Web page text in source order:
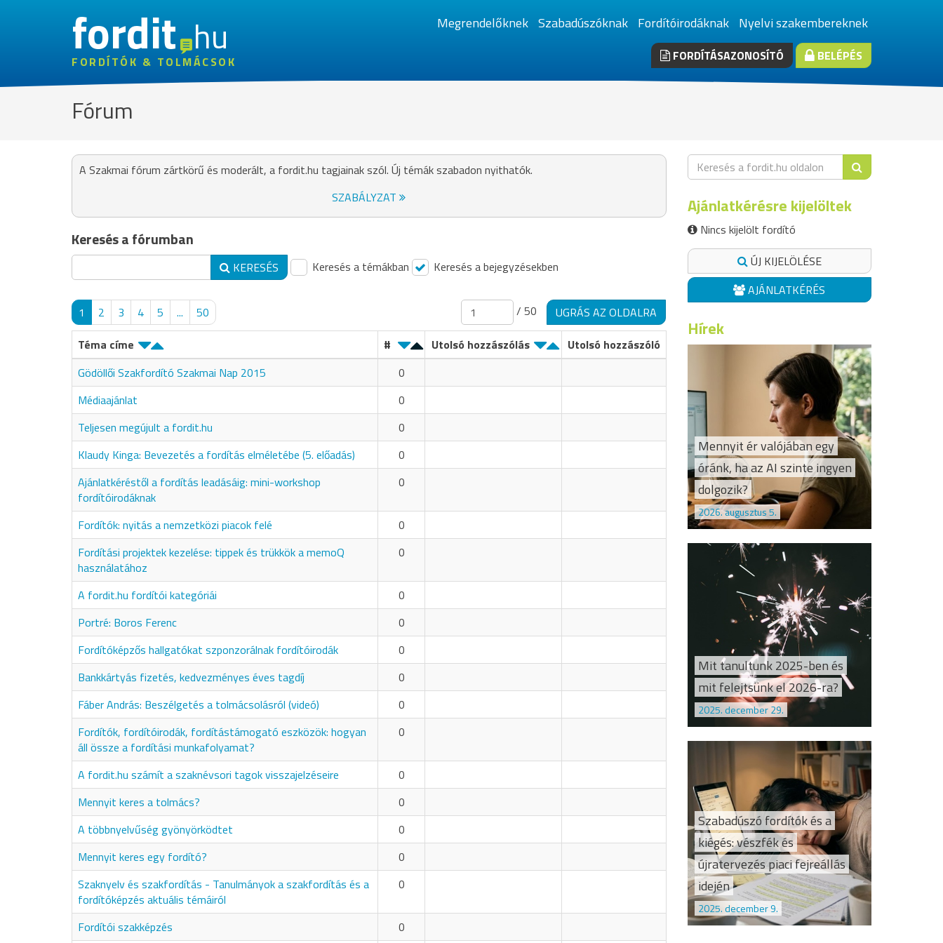
fordithu
FORDÍTÓK & TOLMÁCSOK
Megrendelőknek Szabadúszóknak Fordítóirodáknak Nyelvi szakembereknek
FORDÍTÁSAZONOSÍTÓ BELÉPÉS
Fórum
A Szakmai fórum zártkörű és moderált, a fordit.hu tagjainak szól. Új témák szabadon nyithatók.
SZABÁLYZAT
Keresés a fórumban
KERESÉS Keresés a témákban Keresés a bejegyzésekben
1 2 3 4 5 ... 50 / 50
UGRÁS AZ OLDALRA
Téma címe
# Utolsó hozzászólás
Utolsó hozzászóló
Gödöllői Szakfordító Szakmai Nap 2015
0
Médiaajánlat
0
Teljesen megújult a fordit.hu
0
Klaudy Kinga: Bevezetés a fordítás elméletébe (5. előadás)
0
Ajánlatkéréstől a fordítás leadásáig: mini-workshop
fordítóirodáknak
0
Fordítók: nyitás a nemzetközi piacok felé
0
Fordítási projektek kezelése: tippek és trükkök a memoQ
használatához
0
A fordit.hu fordítói kategóriái
0
Portré: Boros Ferenc
0
Fordítóképzős hallgatókat szponzorálnak fordítóirodák
0
Bankkártyás fizetés, kedvezményes éves tagdíj
0
Fáber András: Beszélgetés a tolmácsolásról (videó)
0
Fordítók, fordítóirodák, fordítástámogató eszközök: hogyan
áll össze a fordítási munkafolyamat?
0
A fordit.hu számít a szaknévsori tagok visszajelzéseire
0
Mennyit keres a tolmács?
0
A többnyelvűség gyönyörködtet
0
Mennyit keres egy fordító?
0
Szaknyelv és szakfordítás - Tanulmányok a szakfordítás és a
fordítóképzés aktuális témáiról
0
Fordítói szakképzés 0
Ajánlatkérésre kijelöltek
Nincs kijelölt fordító
ÚJ KIJELÖLÉSE
AJÁNLATKÉRÉS
Hírek
Mennyit ér valójában egy
óránk, ha az AI szinte ingyen
dolgozik?
2026. augusztus 5.
Mit tanultunk 2025-ben és
mit felejtsünk el 2026-ra?
2025. december 29.
Szabadúszó fordítók és a
kiégés: vészfék és
újratervezés piaci fejreállás
idején
2025. december 9.